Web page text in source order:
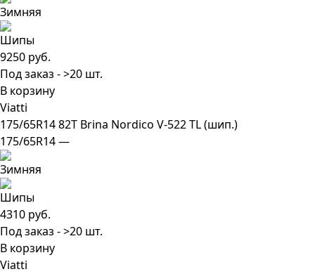
9250 руб.
Под заказ - >20 шт.
В корзину
Viatti
175/65R14 82T Brina Nordico V-522 TL (шип.)
175/65R14 —
4310 руб.
Под заказ - >20 шт.
В корзину
Viatti